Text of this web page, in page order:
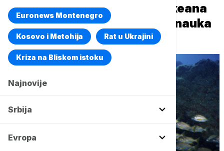
Euronews Montenegro
Kosovo i Metohija Rat u Ukrajini
Kriza na Bliskom istoku
Najnovije
Srbija
Evropa
Šta su misteriozni zvuci iz okeana
koji se čuju oko Antarktika – nauka
je sve bliže odgovoru